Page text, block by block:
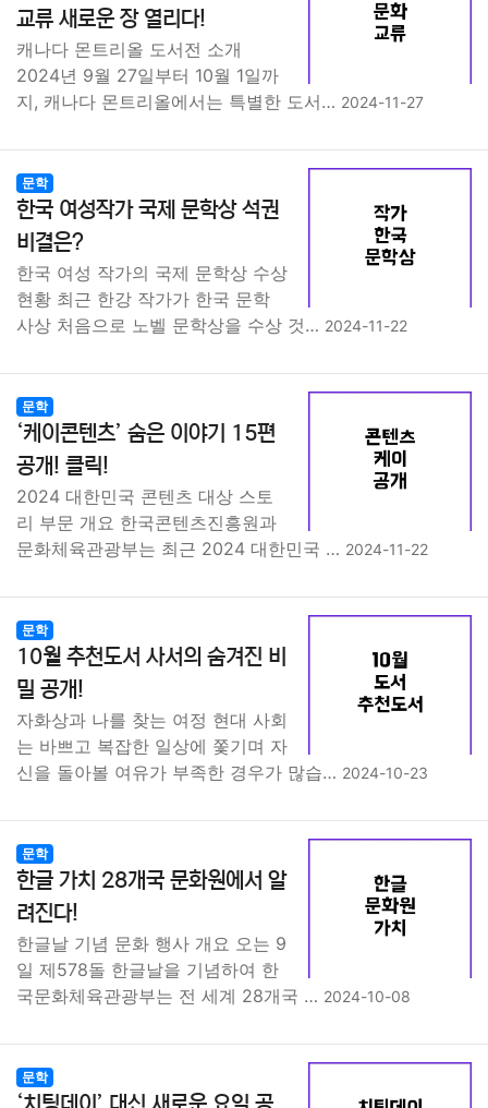
교류 새로운 장 열리다!
캐나다 몬트리올 도서전 소개
2024년 9월 27일부터 10월 1일까
지, 캐나다 몬트리올에서는 특별한 도서… 2024-11-27
문학
한국 여성작가 국제 문학상 석권
비결은?
한국 여성 작가의 국제 문학상 수상
현황 최근 한강 작가가 한국 문학
사상 처음으로 노벨 문학상을 수상 것… 2024-11-22
문학
‘케이콘텐츠’ 숨은 이야기 15편
공개! 클릭!
2024 대한민국 콘텐츠 대상 스토
리 부문 개요 한국콘텐츠진흥원과
문화체육관광부는 최근 2024 대한민국 … 2024-11-22
문학
10월 추천도서 사서의 숨겨진 비
밀 공개!
자화상과 나를 찾는 여정 현대 사회
는 바쁘고 복잡한 일상에 쫓기며 자
신을 돌아볼 여유가 부족한 경우가 많습… 2024-10-23
문학
한글 가치 28개국 문화원에서 알
려진다!
한글날 기념 문화 행사 개요 오는 9
일 제578돌 한글날을 기념하여 한
국문화체육관광부는 전 세계 28개국 … 2024-10-08
문학